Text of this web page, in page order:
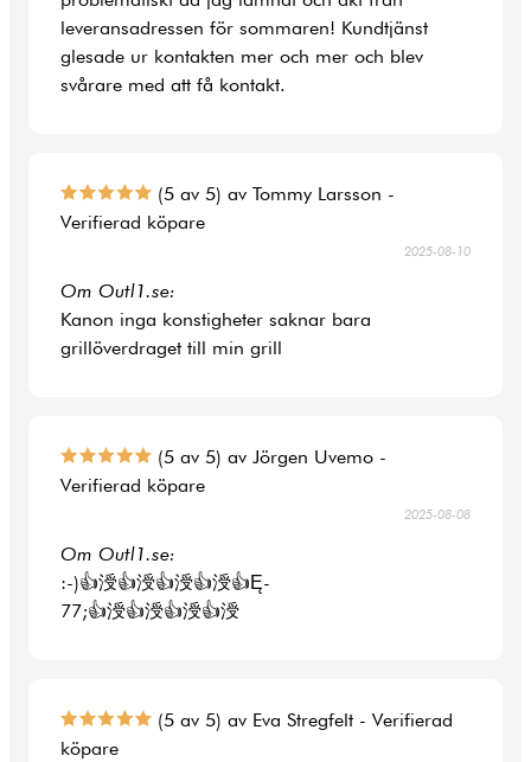
leveransadressen för sommaren! Kundtjänst
glesade ur kontakten mer och mer och blev
svårare med att få kontakt.
(5 av 5) av Tommy Larsson -
Verifierad köpare
2025-08-10
Om Outl1.se:
Kanon inga konstigheter saknar bara
grillöverdraget till min grill
(5 av 5) av Jörgen Uvemo -
Verifierad köpare
2025-08-08
Om Outl1.se:
:-)👍涭👍涭👍涭👍涭👍Ę-
77;👍涭👍涭👍涭👍涭
(5 av 5) av Eva Stregfelt - Verifierad
köpare